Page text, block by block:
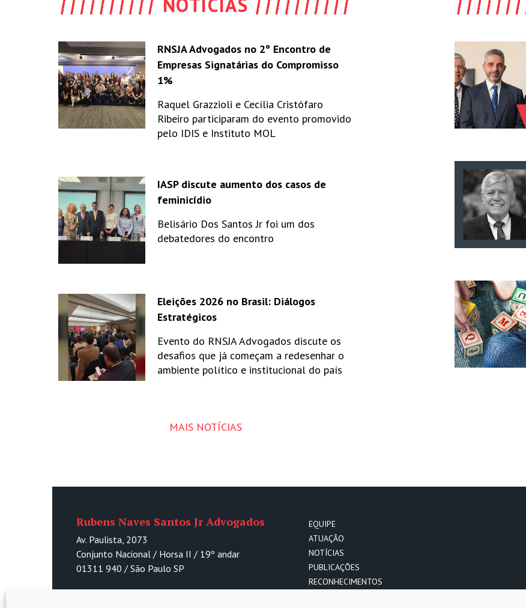
RNSJA Advogados no 2º Encontro de
Empresas Signatárias do Compromisso
1%
Raquel Grazzioli e Cecília Cristófaro
Ribeiro participaram do evento promovido
pelo IDIS e Instituto MOL
IASP discute aumento dos casos de
feminicídio
Belisário Dos Santos Jr foi um dos
debatedores do encontro
Eleições 2026 no Brasil: Diálogos
Estratégicos
Evento do RNSJA Advogados discute os
desafios que já começam a redesenhar o
ambiente político e institucional do país
MAIS NOTÍCIAS
Rubens Naves Santos Jr Advogados
Av. Paulista, 2073
Conjunto Nacional / Horsa II / 19º andar
01311 940 / São Paulo SP
EQUIPE
ATUAÇÃO
NOTÍCIAS
PUBLICAÇÕES
RECONHECIMENTOS